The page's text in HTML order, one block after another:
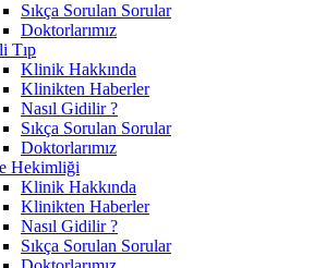
Sıkça Sorulan Sorular
Doktorlarımız
Tıp
Klinik Hakkında
Klinikten Haberler
Nasıl Gidilir ?
Sıkça Sorulan Sorular
Doktorlarımız
Hekimliği
Klinik Hakkında
Klinikten Haberler
Nasıl Gidilir ?
Sıkça Sorulan Sorular